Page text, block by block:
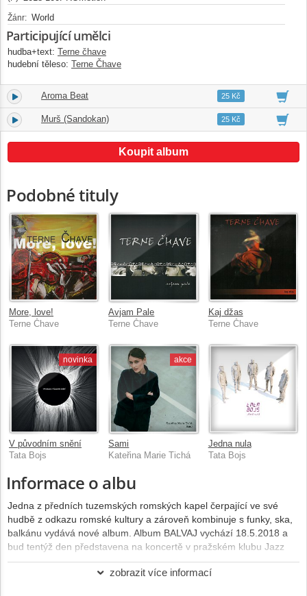
Žánr: World
Participující umělci
hudba+text: Terne čhave
hudební těleso: Terne Čhave
12. Aroma Beat 04:3625 Kč
13. Murš (Sandokan) 04:2925 Kč
Koupit album
Podobné tituly
More, love!
Terne Čhave
Avjam Pale
Terne Čhave
Kaj džas
Terne Čhave
novinka
V původním snění
Tata Bojs
akce
Sami
Kateřina Marie Tichá
Jedna nula
Tata Bojs
Informace o albu
Jedna z předních tuzemských romských kapel čerpající ve své
hudbě z odkazu romské kultury a zároveň kombinuje s funky, ska,
balkánu vydává nové album. Album BALVAJ vychází 18.5.2018 a
bud tentýž den představena na koncertě v pražském klubu Jazz
Dock.
Název desky "Balvaj" znamená "vítr". Je to univerzální, "boží" vítr,
zobrazit více informací